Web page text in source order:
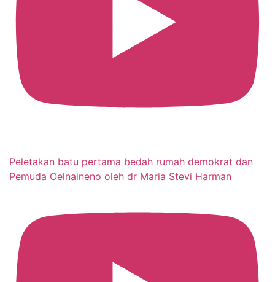
Peletakan batu pertama bedah rumah demokrat dan
Pemuda Oelnaineno oleh dr Maria Stevi Harman